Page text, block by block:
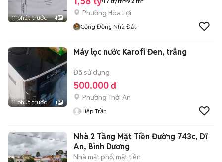
11 phút trước 4
Phường Hòa Lợi
Cộng Đồng Nhà Đất
11 phút trước 1
Máy lọc nước Karofi Đen, trắng
Đã sử dụng
500.000 đ
Phường Thới An
Hiệp Trần
Nhà 2 Tầng Mặt Tiền Đường 743c, Dĩ
An, Bình Dương
Nhà mặt phố, mặt tiền